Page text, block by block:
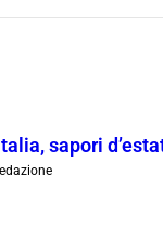
sapori